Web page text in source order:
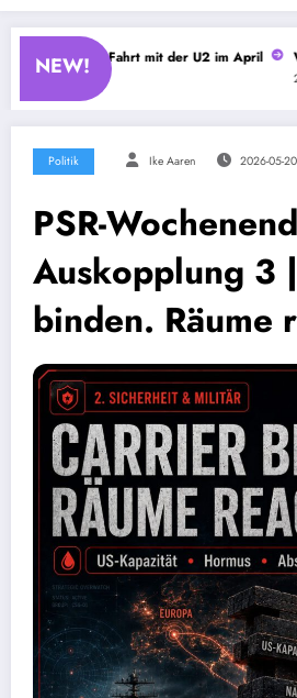
NEW!
Spontane Fahrt mit der U2 im April War
Politik Ike Aaren 2026-05-20
PSR-
Auskopplung 3
binden. Räume